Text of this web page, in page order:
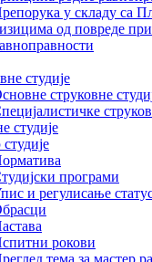
у складу са
од повреде
студије
струковне
студије
програми
и регулисање
рокови
тема за мастер